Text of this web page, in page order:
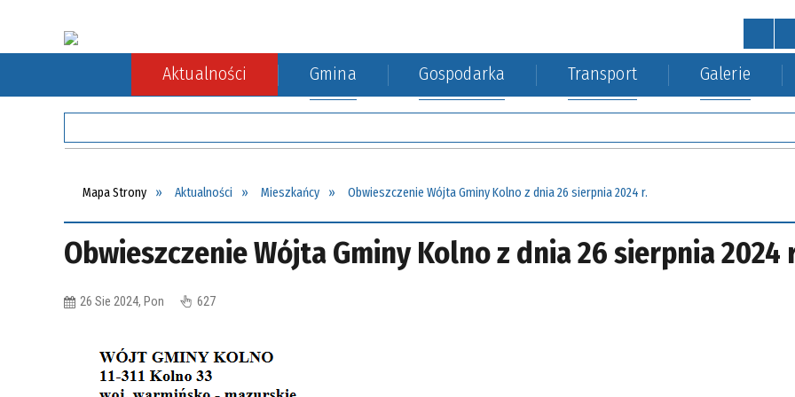
STRONA GŁÓWNA
Aktualności Gmina Gospodarka Transport Galerie
Mapa Strony Aktualności Mieszkańcy Obwieszczenie Wójta Gminy Kolno z dnia 26 sierpnia 2024 r.
Obwieszczenie Wójta Gminy Kolno z dnia 26 sierpnia 2024
26 Sie 2024, Pon 627